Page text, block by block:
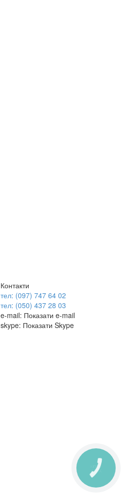
Контакти
тел: (097) 747 64 02
тел: (050) 437 28 03
e-mail: Показати e-mail
skype: Показати Skype
КНОПКА
ЗВ'ЯЗКУ